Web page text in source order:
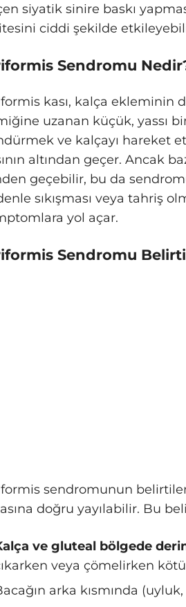
siyatik sinire baskı
ciddi şekilde
Sendromu
kası, kalça ekleminin
uzanan küçük, yassı
ve kalçayı hareket
altından geçer. Ancak
geçebilir, bu da
sıkışması veya tahriş
yol açar.
Sendromu
sendromunun
doğru yayılabilir. Bu
ve gluteal bölgede
veya çömelirken
arka kısmında